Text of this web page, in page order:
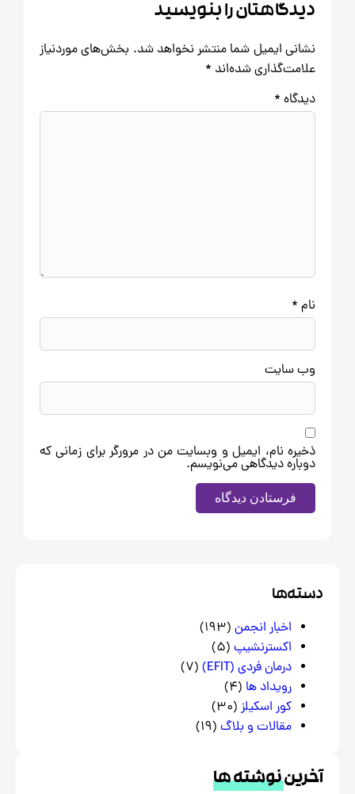
دیدگاهتان را بنویسید
نشانی ایمیل شما منتشر نخواهد شد.بخش‌های موردنیاز
علامت‌گذاری شده‌اند*
*
وب‌ سایت
ذخیره نام، ایمیل و وبسایت من در مرورگر برای زمانی که
دوباره دیدگاهی می‌نویسم.
اخبار انجمن(193)
اکسترنشیپ(5)
درمان فردی (EFIT)
(7)
رویداد ها(4)
کور اسکیلز(30)
مقالات و بلاگ (19)
نوشته ها